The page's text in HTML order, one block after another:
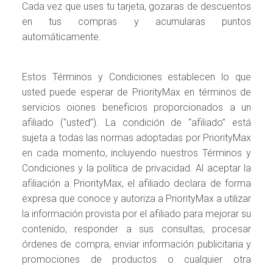
Cada vez que uses tu tarjeta, gozaras de descuentos
en tus compras y acumularas puntos
automáticamente.
Estos Términos y Condiciones establecen lo que
usted puede esperar de PriorityMax en términos de
servicios oiones beneficios proporcionados a un
afiliado (“usted”). La condición de “afiliado” está
sujeta a todas las normas adoptadas por PriorityMax
en cada momento, incluyendo nuestros Términos y
Condiciones y la política de privacidad. Al aceptar la
afiliación a PriorityMax, el afiliado declara de forma
expresa que conoce y autoriza a PriorityMax a utilizar
la información provista por el afiliado para mejorar su
contenido, responder a sus consultas, procesar
órdenes de compra, enviar información publicitaria y
promociones de productos o cualquier otra